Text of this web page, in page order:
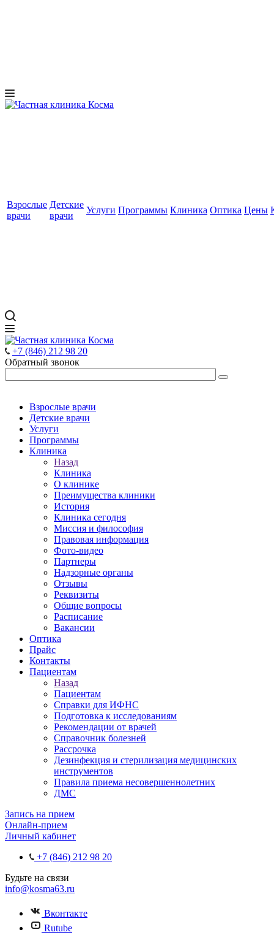
Взрослые
врачи
Детские
врачи
Услуги Программы Клиника Оптика Цены
+7 (846) 212 98 20
Обратный звонок
Взрослые врачи
Детские врачи
Услуги
Программы
Клиника
Назад
Клиника
О клинике
Преимущества клиники
История
Клиника сегодня
Миссия и философия
Правовая информация
Фото-видео
Партнеры
Надзорные органы
Отзывы
Реквизиты
Общие вопросы
Расписание
Вакансии
Оптика
Прайс
Контакты
Пациентам
Назад
Пациентам
Справки для ИФНС
Подготовка к исследованиям
Рекомендации от врачей
Справочник болезней
Рассрочка
Дезинфекция и стерилизация медицинских
инструментов
Правила приема несовершеннолетних
ДМС
Запись на прием
Онлайн-прием
Личный кабинет
+7 (846) 212 98 20
Будьте на связи
info@kosma63.ru
Вконтакте
Rutube